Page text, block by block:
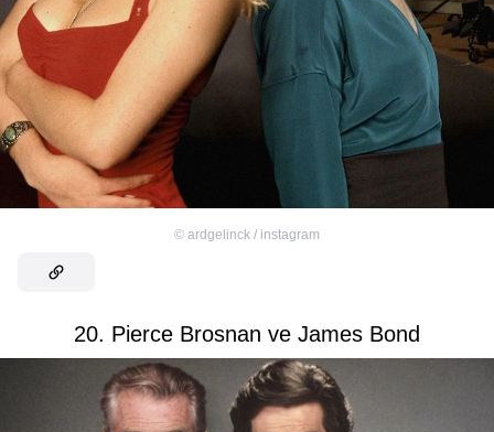
© ardgelinck / instagram
20. Pierce Brosnan ve James Bond